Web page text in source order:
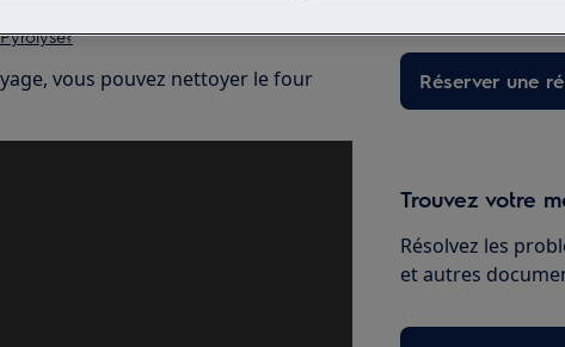
'Nettoyage à vapeur Plus'?
vous pouvez nettoyer le four
Réserver une
Trouvez votre
Résolvez les
et autres